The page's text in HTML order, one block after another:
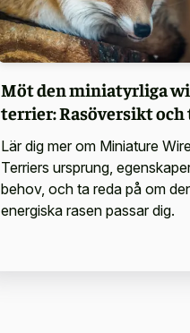
Möt den miniatyrliga
terrier: Rasöversikt och
Lär dig mer om Miniature
Terriers ursprung,
behov, och ta reda på om
energiska rasen passar dig.